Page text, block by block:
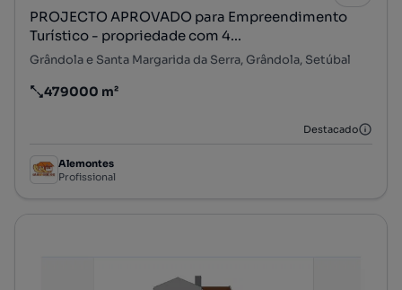
PROJECTO APROVADO para Empreendimento
Turístico - propriedade com 4...
Grândola e Santa Margarida da Serra, Grândola, Setúbal
Preço por metro quadrado
479000 m²
Destacado
Alemontes
Profissional